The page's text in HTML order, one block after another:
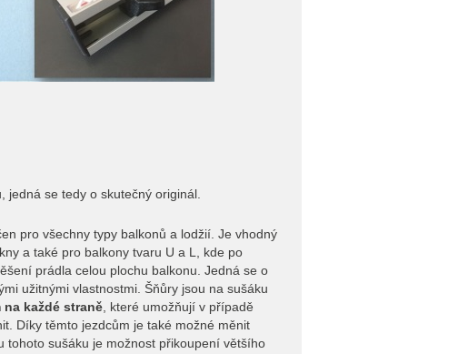
se tedy o skutečný originál.
pro všechny typy balkonů a lodžií. Je vhodný
a také pro balkony tvaru U a L, kde po
prádla celou plochu balkonu. Jedná se o
užitnými vlastnostmi. Šňůry jsou na sušáku
na každé straně, které umožňují v případě
Díky těmto jezdcům je také možné měnit
tohoto sušáku je možnost přikoupení většího